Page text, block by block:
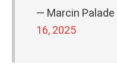
— Marcin Palade
16, 2025